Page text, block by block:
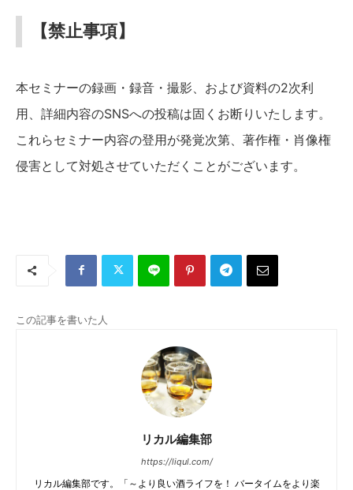
【禁止事項】
本セミナーの録画・録音・撮影、および資料の2次利
用、詳細内容のSNSへの投稿は固くお断りいたします。
これらセミナー内容の登用が発覚次第、著作権・肖像権
侵害として対処させていただくことがございます。
この記事を書いた人
リカル編集部
https://liqul.com/
リカル編集部です。「～より良い酒ライフを！ バータイムをより楽